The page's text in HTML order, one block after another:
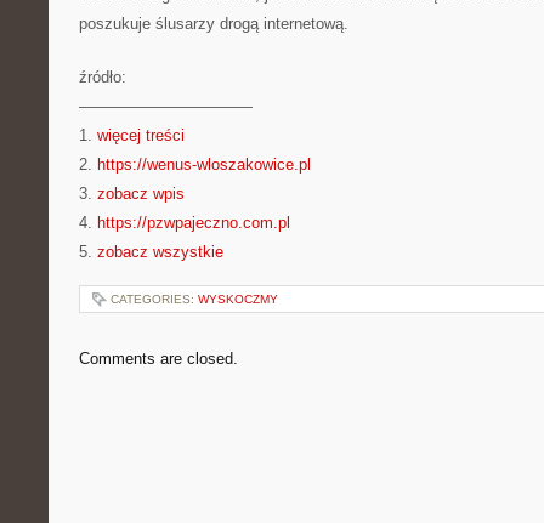
poszukuje ślusarzy drogą internetową.
źródło:
———————————
1. więcej treści
2. https://wenus-wloszakowice.pl
3. zobacz wpis
4. https://pzwpajeczno.com.pl
5. zobacz wszystkie
CATEGORIES: WYSKOCZMY
Comments are closed.